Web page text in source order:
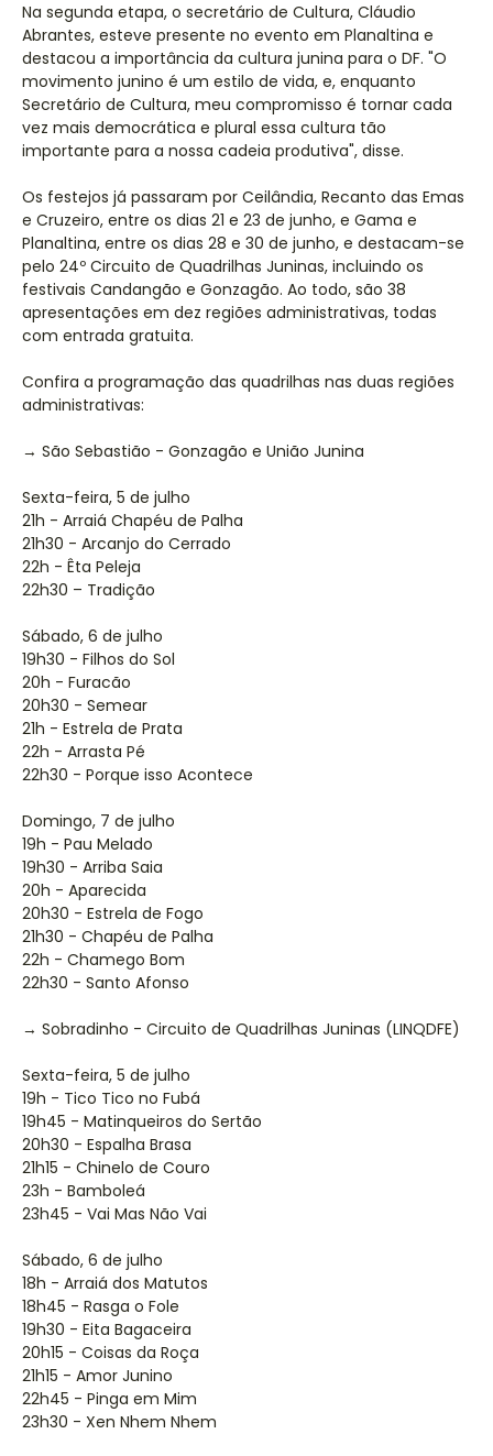
Na segunda etapa, o secretário de Cultura, Cláudio
Abrantes, esteve presente no evento em Planaltina e
destacou a importância da cultura junina para o DF. "O
movimento junino é um estilo de vida, e, enquanto
Secretário de Cultura, meu compromisso é tornar cada
vez mais democrática e plural essa cultura tão
importante para a nossa cadeia produtiva", disse.
Os festejos já passaram por Ceilândia, Recanto das Emas
e Cruzeiro, entre os dias 21 e 23 de junho, e Gama e
Planaltina, entre os dias 28 e 30 de junho, e destacam-se
pelo 24º Circuito de Quadrilhas Juninas, incluindo os
festivais Candangão e Gonzagão. Ao todo, são 38
apresentações em dez regiões administrativas, todas
com entrada gratuita.
Confira a programação das quadrilhas nas duas regiões
administrativas:
→ São Sebastião - Gonzagão e União Junina
Sexta-feira, 5 de julho
21h - Arraiá Chapéu de Palha
21h30 - Arcanjo do Cerrado
22h - Êta Peleja
22h30 – Tradição
Sábado, 6 de julho
19h30 - Filhos do Sol
20h - Furacão
20h30 - Semear
21h - Estrela de Prata
22h - Arrasta Pé
22h30 - Porque isso Acontece
Domingo, 7 de julho
19h - Pau Melado
19h30 - Arriba Saia
20h - Aparecida
20h30 - Estrela de Fogo
21h30 - Chapéu de Palha
22h - Chamego Bom
22h30 - Santo Afonso
→ Sobradinho - Circuito de Quadrilhas Juninas (LINQDFE)
Sexta-feira, 5 de julho
19h - Tico Tico no Fubá
19h45 - Matinqueiros do Sertão
20h30 - Espalha Brasa
21h15 - Chinelo de Couro
23h - Bamboleá
23h45 - Vai Mas Não Vai
Sábado, 6 de julho
18h - Arraiá dos Matutos
18h45 - Rasga o Fole
19h30 - Eita Bagaceira
20h15 - Coisas da Roça
21h15 - Amor Junino
22h45 - Pinga em Mim
23h30 - Xen Nhem Nhem